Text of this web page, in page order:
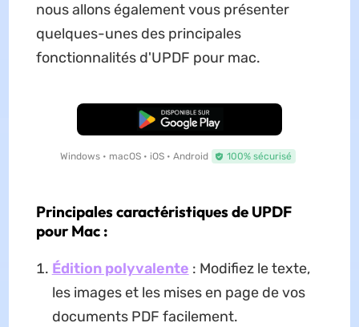
nous allons également vous présenter
quelques-unes des principales
fonctionnalités d'UPDF pour mac.
TÉLÉCHARGER
Windows • macOS • iOS • Android 100% sécurisé
Principales caractéristiques de UPDF
pour Mac :
Édition polyvalente : Modifiez le texte,
les images et les mises en page de vos
documents PDF facilement.